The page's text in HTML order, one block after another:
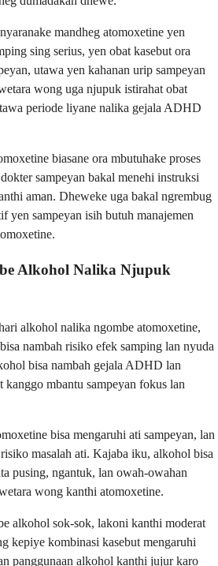
mandheg atomoxetine yen
sing serius, yen obat kasebut ora
utawa yen kahanan urip sampeyan
wong uga njupuk istirahat obat
periode liyane nalika gejala ADHD
biasane ora mbutuhake proses
sampeyan bakal menehi instruksi
aman. Dheweke uga bakal ngrembug
yen sampeyan isih butuh manajemen
Alkohol Nalika Njupuk
alkohol nalika ngombe atomoxetine,
nambah risiko efek samping lan nyuda
bisa nambah gejala ADHD lan
kanggo mbantu sampeyan fokus lan
bisa mengaruhi ati sampeyan, lan
masalah ati. Kajaba iku, alkohol bisa
pusing, ngantuk, lan owah-owahan
wong kanthi atomoxetine.
alkohol sok-sok, lakoni kanthi moderat
kepiye kombinasi kasebut mengaruhi
panggunaan alkohol kanthi jujur ​​karo